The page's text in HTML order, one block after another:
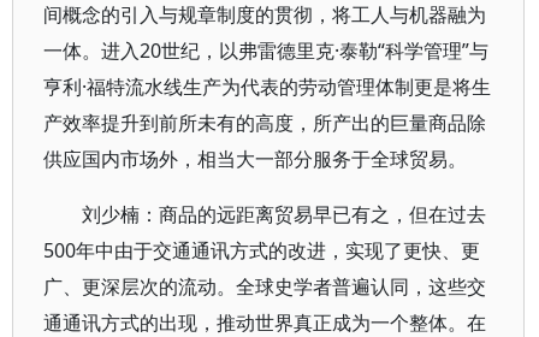
间概念的引入与规章制度的贯彻，将工人与机器融为
一体。进入20世纪，以弗雷德里克·泰勒“科学管理”与
亨利·福特流水线生产为代表的劳动管理体制更是将生
产效率提升到前所未有的高度，所产出的巨量商品除
供应国内市场外，相当大一部分服务于全球贸易。
刘少楠：商品的远距离贸易早已有之，但在过去
500年中由于交通通讯方式的改进，实现了更快、更
广、更深层次的流动。全球史学者普遍认同，这些交
通通讯方式的出现，推动世界真正成为一个整体。在